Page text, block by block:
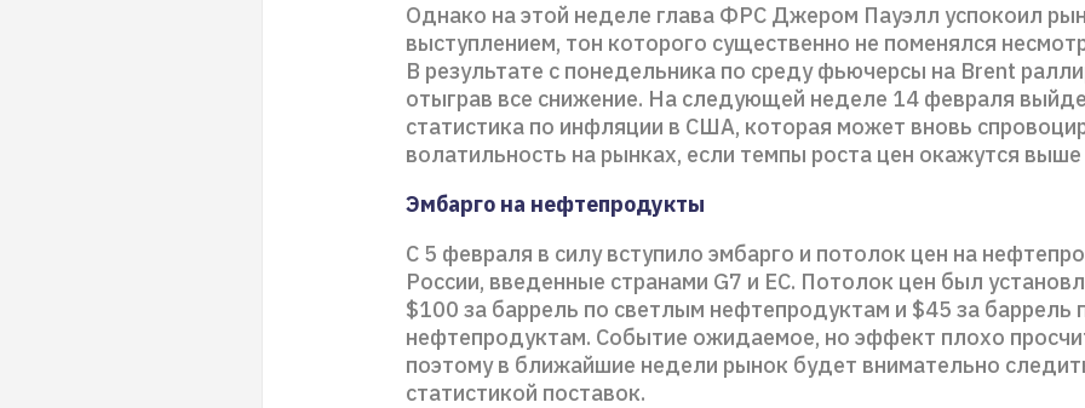
Однако на этой неделе глава ФРС Джером Пауэлл успокоил
выступлением, тон которого существенно не поменялся
В результате с понедельника по среду фьючерсы на Brent
отыграв все снижение. На следующей неделе 14 февраля
статистика по инфляции в США, которая может вновь
волатильность на рынках, если темпы роста цен окажутся
Эмбарго на нефтепродукты
С 5 февраля в силу вступило эмбарго и потолок цен на
России, введенные странами G7 и ЕС. Потолок цен был
$100 за баррель по светлым нефтепродуктам и $45 за баррель
нефтепродуктам. Событие ожидаемое, но эффект плохо
поэтому в ближайшие недели рынок будет внимательно
статистикой поставок.